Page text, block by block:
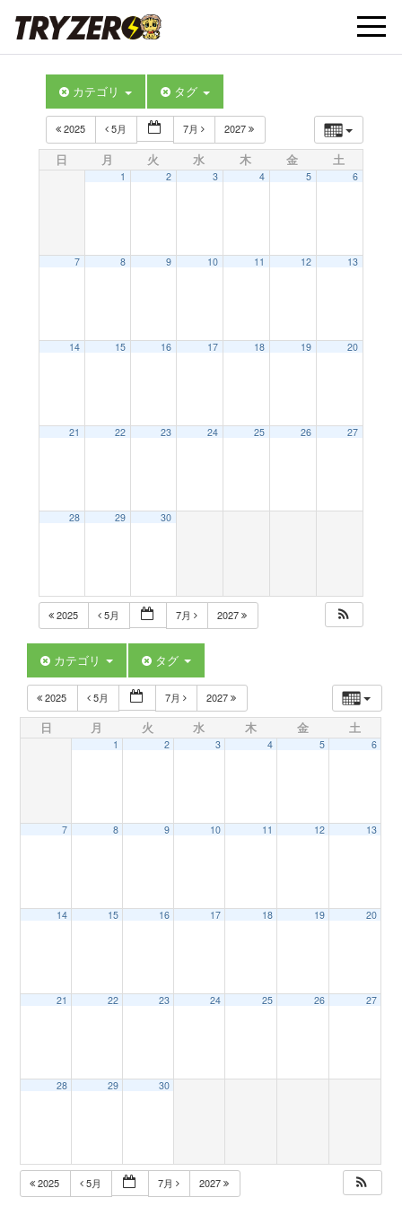
t
t
i
カテゴリ タグ
2025 5月 7月 2027
日 月 火 水 木 金 土
1 2 3 4 5 6
7 8 9 10 11 12 13
14 15 16 17 18 19 20
21 22 23 24 25 26 27
28 29 30
2025 5月 7月 2027
カテゴリ タグ
2025 5月 7月 2027
日 月 火 水 木 金 土
1 2 3 4 5 6
7 8 9 10 11 12 13
14 15 16 17 18 19 20
21 22 23 24 25 26 27
28 29 30
2025 5月 7月 2027